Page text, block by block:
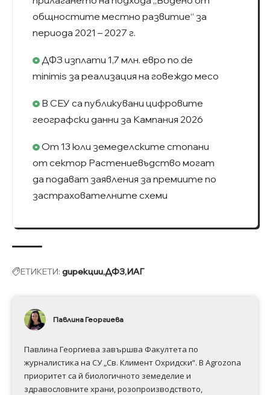
общностите местно развитие“ за
периода 2021 – 2027 г.
ДФЗ изплати 1,7 млн. евро по de
minimis за реализация на говеждо месо
В СЕУ са публикувани цифровите
географски данни за Кампания 2026
От 13 юли земеделските стопани
от сектор Растениевъдство могат
да подават заявления за премиите по
застрахователните схеми
ЕТИКЕТИ: дирекцииДФЗ ИАГ
Павлина Георгиева
Павлина Георгиева завършва Факултета по
журналистика на СУ „Св. Климент Охридски“. В Аgrozona
приоритет са й биологичното земеделие и
здравословните храни, розопроизводството,